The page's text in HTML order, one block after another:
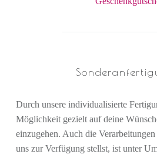
Durch unsere individualisierte
Möglichkeit gezielt auf deine
einzugehen. Auch die
uns zur Verfügung stellst, ist unter